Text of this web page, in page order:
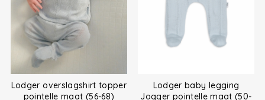
Lodger overslagshirt topper
pointelle maat (56-68)
Lodger baby legging
Jogger pointelle maat (50-